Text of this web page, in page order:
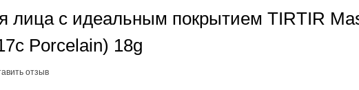
лица с идеальным покрытием TIRTIR
Porcelain) 18g
отзыв